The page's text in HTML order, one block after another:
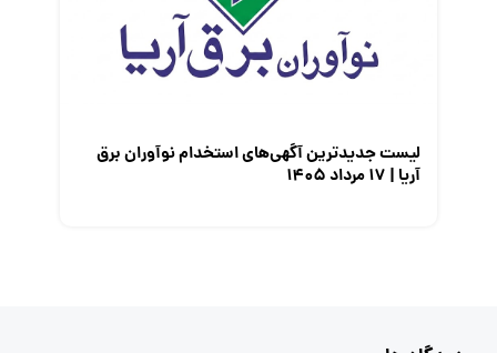
لیست جدیدترین آگهی‌های استخدام نوآوران برق
آریا | ۱۷ مرداد ۱۴۰۵